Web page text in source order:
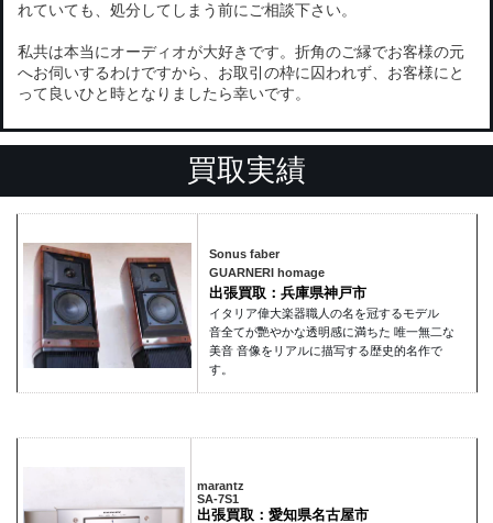
れていても、処分してしまう前にご相談下さい。
私共は本当にオーディオが大好きです。折角のご縁でお客様の元
へお伺いするわけですから、お取引の枠に囚われず、お客様にと
って良いひと時となりましたら幸いです。
買取実績
Sonus faber
GUARNERI homage
出張買取：兵庫県神戸市
イタリア偉大楽器職人の名を冠するモデル
音全てが艷やかな透明感に満ちた 唯一無二な
美音 音像をリアルに描写する歴史的名作で
す。
marantz
SA-7S1
出張買取：愛知県名古屋市